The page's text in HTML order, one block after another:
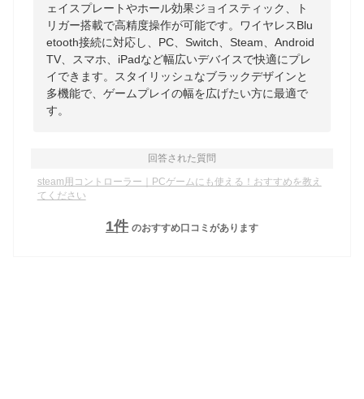
ェイスプレートやホール効果ジョイスティック、ト
リガー搭載で高精度操作が可能です。ワイヤレスBlu
etooth接続に対応し、PC、Switch、Steam、Android
TV、スマホ、iPadなど幅広いデバイスで快適にプレ
イできます。スタイリッシュなブラックデザインと
多機能で、ゲームプレイの幅を広げたい方に最適で
す。
回答された質問
steam用コントローラー｜PCゲームにも使える！おすすめを教え
てください
1件 のおすすめ口コミがあります